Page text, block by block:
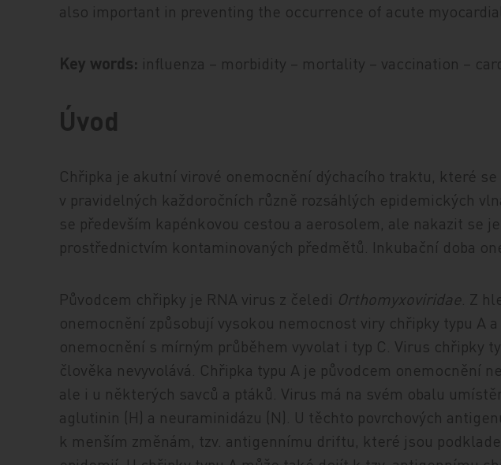
also important in preventing the occurrence of acute
Key words: influenza – morbidity – mortality – vaccination –
Úvod
Chřipka je akutní virové onemocnění dýchacího traktu, které se
v pravidelných každoročních různě rozsáhlých epidemických
se především kapénkovou cestou a aerosolem, ale nakazit se
prostřednictvím kontaminovaných předmětů. Inkubační doba
Původcem chřipky je RNA virus z čeledi Orthomyxoviridae. Z
onemocnění způsobují vysokou nemocnost viry chřipky typu A
onemocnění s mírným průběhem vyvolat i typ C. Virus chřipky
člověka nevyvolává. Chřipka typu A je původcem onemocnění
ale i u některých savců a ptáků. Virus má na svém obalu
aglu­ti­nin (H) a neuraminidázu (N). U těchto povrchových
k menším změnám, tzv. antigennímu driftu, které jsou